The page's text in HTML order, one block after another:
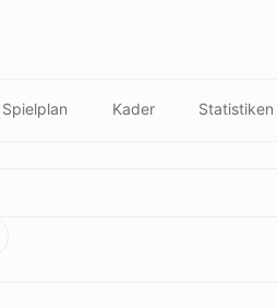
Spielplan Kader Statistiken